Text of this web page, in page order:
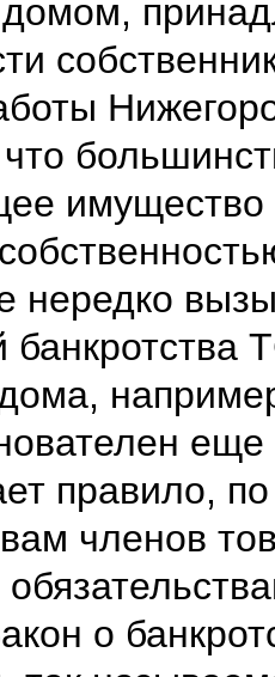
домом,
что
имущество
нередко
правило,
членов
о